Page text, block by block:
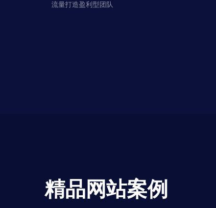
流量打造盈利型团队
精品网站案例